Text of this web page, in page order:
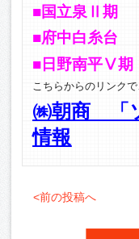
■国立泉Ⅱ期
■府中白糸台
■日野南平Ⅴ期
こちらからのリンク
㈱朝商 「
情報
<前の投稿へ